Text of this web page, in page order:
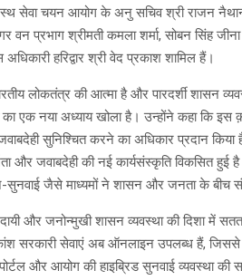
सेवा चयन आयोग के अनु सचिव श्री राजन नैथानी,
वन प्रभाग श्रीमती कमला शर्मा, सोबन सिंह
हरिद्वार श्री वेद प्रकाश शामिल हैं।
लोकतंत्र की आत्मा है और पारदर्शी शासन
का एक नया अध्याय खोला है। उन्होंने कहा कि
सुनिश्चित करने का अधिकार प्रदान किया
और जवाबदेही की नई कार्यसंस्कृति विकसित
जैसे माध्यमों ने शासन और जनता के बीच
और जनोन्मुखी शासन व्यवस्था की दिशा में
सरकारी सेवाएं अब ऑनलाइन उपलब्ध हैं, जिससे
और आयोग की हाइब्रिड सुनवाई व्यवस्था की